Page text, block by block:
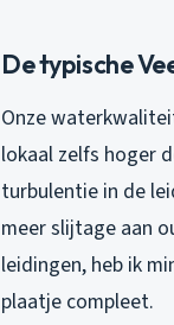
De typische
Onze
lokaal zelfs hoger
turbulentie in de
meer slijtage aan
leidingen, heb ik
plaatje compleet.